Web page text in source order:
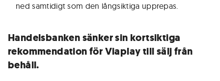
ned samtidigt som den långsiktiga upprepas.
Handelsbanken sänker sin kortsiktiga
rekommendation för Viaplay till sälj från
behåll.